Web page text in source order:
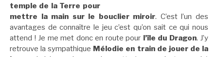
temple de la Terre pour
mettre la main sur le bouclier miroir. C’est l’un des
avantages de connaître le jeu c’est qu’on sait ce qui nous
attend ! Je me met donc en route pour l’île du Dragon. J’y
retrouve la sympathique Mélodie en train de jouer de la